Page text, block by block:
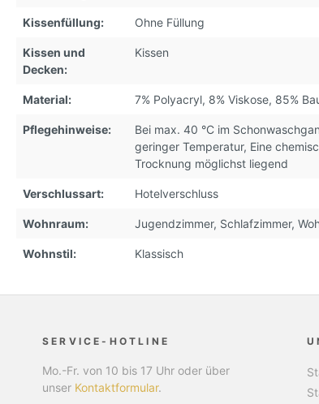
Kissenfüllung: Ohne Füllung
Kissen und
Decken:
Kissen
Material: 7% Polyacryl, 8% Viskose, 85%
Pflegehinweise: Bei max. 40 °C im
geringer Temperatur, Eine
Trocknung möglichst liegend
Verschlussart: Hotelverschluss
Wohnraum: Jugendzimmer, Schlafzimmer,
Wohnstil: Klassisch
SERVICE-HOTLINE
Mo.-Fr. von 10 bis 17 Uhr oder über
unser Kontaktformular.